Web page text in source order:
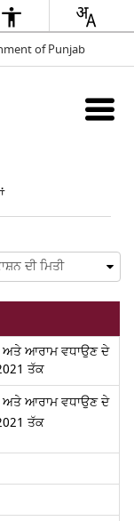
of Punjab
ਅਤੇ ਆਰਾਮ ਵਧਾਉਣ ਦੇ
ਤੱਕ
ਅਤੇ ਆਰਾਮ ਵਧਾਉਣ ਦੇ
ਤੱਕ